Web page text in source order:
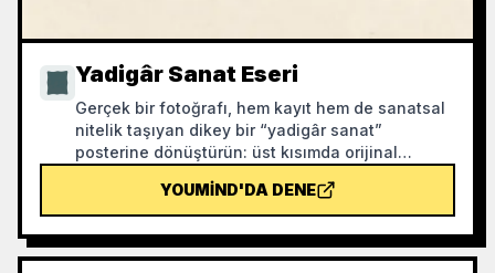
Yadigâr Sanat Eseri
Gerçek bir fotoğrafı, hem kayıt hem de sanatsal
nitelik taşıyan dikey bir “yadigâr sanat”
posterine dönüştürün: üst kısımda orijinal
kağıt dokusu veya ölçülü ışık-gölge alanı ile
fotoğraftan türetilen anısal bir grafik sıkıştırılır.
Bu, sıradan bir illüstrasyon veya dekoratif poster
değildir; az sayıda mürekkep lekesi,
YOUMIND'DA DENE